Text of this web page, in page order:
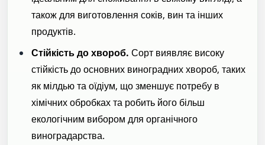
також для виготовлення соків, вин та інших
продуктів.
Стійкість до хвороб. Сорт виявляє високу
стійкість до основних виноградних хвороб, таких
як мілдью та оїдіум, що зменшує потребу в
хімічних обробках та робить його більш
екологічним вибором для органічного
виноградарства.